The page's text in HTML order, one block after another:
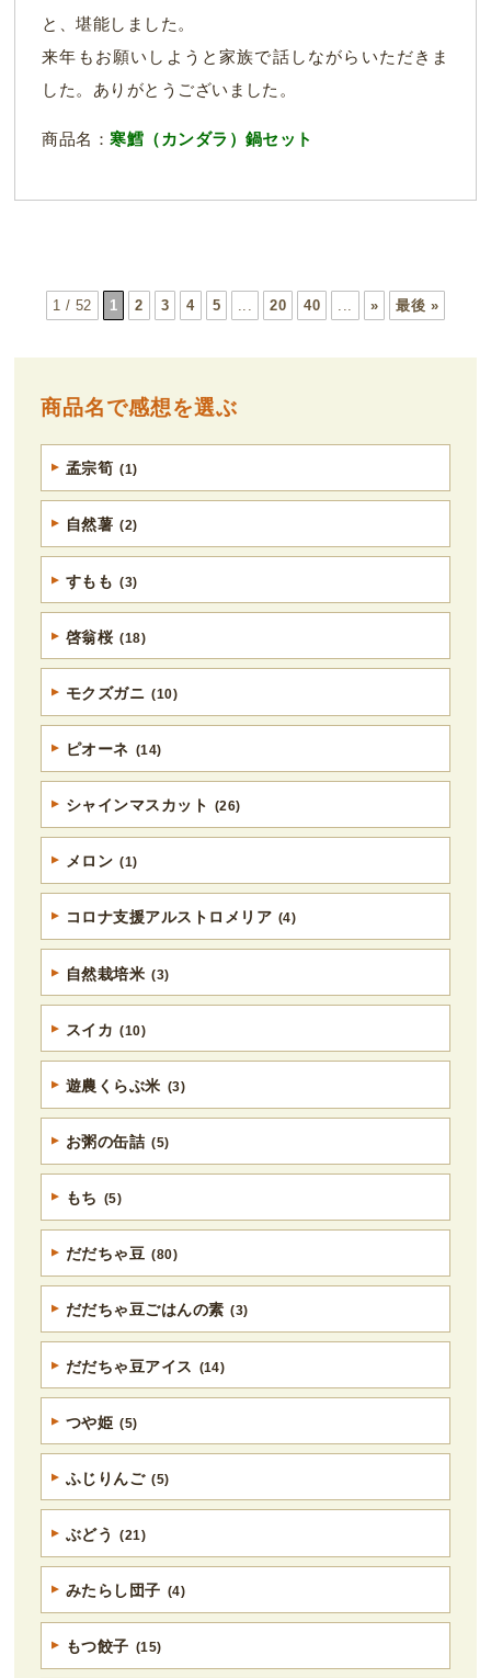
と、堪能しました。
来年もお願いしようと家族で話しながらいただきま
した。ありがとうございました。
商品名：寒鱈（カンダラ）鍋セット
1 / 52 1 2 3 4 5 20 40 » 最後 »
商品名で感想を選ぶ
孟宗筍 (1)
自然薯 (2)
すもも (3)
啓翁桜 (18)
モクズガニ (10)
ピオーネ (14)
シャインマスカット (26)
メロン (1)
コロナ支援アルストロメリア (4)
自然栽培米 (3)
スイカ (10)
遊農くらぶ米 (3)
お粥の缶詰 (5)
もち (5)
だだちゃ豆 (80)
だだちゃ豆ごはんの素 (3)
だだちゃ豆アイス (14)
つや姫 (5)
ふじりんご (5)
ぶどう (21)
みたらし団子 (4)
もつ餃子 (15)